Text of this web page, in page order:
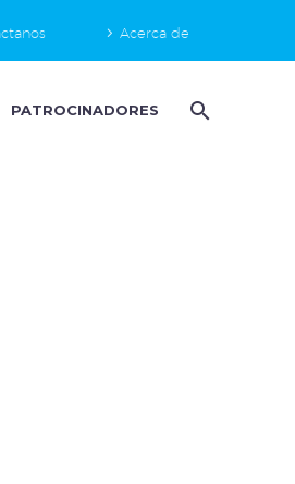
Acerca de
PATROCINADORES